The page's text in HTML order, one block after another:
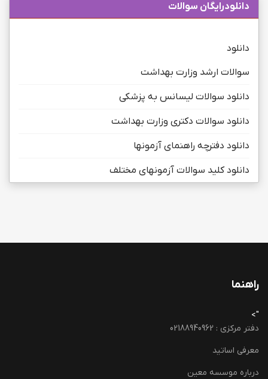
دانلودرایگان سوالات
دانلود
سوالات ارشد وزارت بهداشت
دانلود سوالات لیسانس به پزشکی
دانلود سوالات دکتری وزارت بهداشت
دانلود دفترچه راهنمای آزمونها
دانلود کلید سوالات آزمونهای مختلف
راهنما
">
دفتر مرکزی : 02188940962
معرفی اساتید
درباره موسسه معین